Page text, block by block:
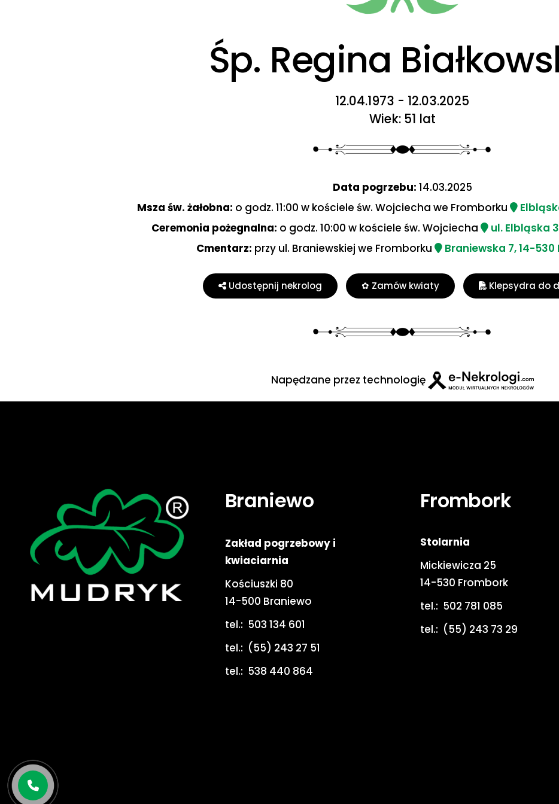
Śp. Regina
12.04.1973 - 12.03.2025
Wiek: 51 lat
Data pogrzebu: 14.03.2025
Msza św. żałobna: o godz. 11:00 w kościele św. Wojciecha we Fromborku
Ceremonia pożegnalna: o godz. 10:00 w kościele św. Wojciecha
ul. Elbląska
Cmentarz: przy ul. Braniewskiej we Fromborku Braniewska 7, 14-
Udostępnij nekrolog ✿ Zamów kwiaty Klepsydra do
Napędzane przez technologię
Braniewo
Zakład pogrzebowy i
kwiaciarnia
Kościuszki 80
14-500 Braniewo
tel.: 503 134 601
tel.: (55) 243 27 51
tel.: 538 440 864
Frombork
Stolarnia
Mickiewicza 25
14-530 Frombork
tel.: 502 781 085
tel.: (55) 243 73 29